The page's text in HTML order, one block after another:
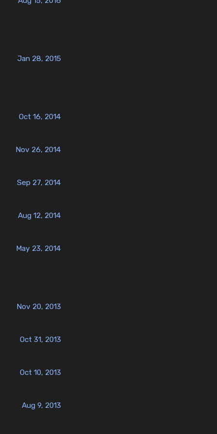
Jan 28, 2015
Oct 16, 2014
Nov 26, 2014
Sep 27, 2014
Aug 12, 2014
May 23, 2014
Nov 20, 2013
Oct 31, 2013
Oct 10, 2013
Aug 9, 2013